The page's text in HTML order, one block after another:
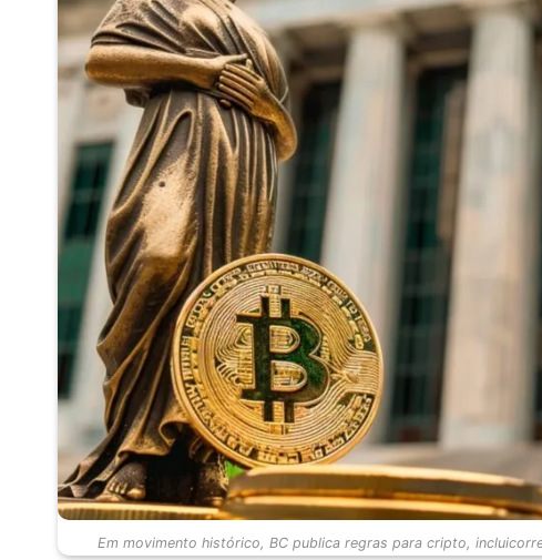
Em movimento histórico, BC publica regras para cripto,